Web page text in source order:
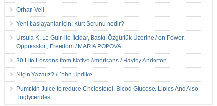
Orhan Veli
Yeni başlayanlar için: Kürt Sorunu nedir?
Ursula K. Le Guin ile İktidar, Baskı, Özgürlük Üzerine / on Power,
Oppression, Freedom / MARIA POPOVA
20 Life Lessons from Native Americans / Hayley Anderton
Niçin Yazarız? / John Updike
Pumpkin Juice to reduce Cholesterol, Blood Glucose, Lipids And Also
Triglycerides